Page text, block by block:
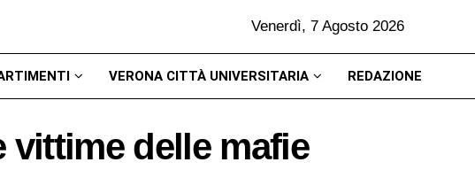
Venerdì, 7 Agosto 2026
VERONA CITTÀ UNIVERSITARIA REDAZIONE
vittime delle mafie